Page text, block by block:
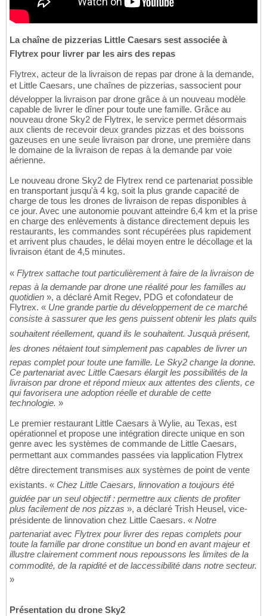
La chaîne de pizzerias Little Caesars sest associée à
Flytrex pour livrer par les airs des repas
Flytrex, acteur de la livraison de repas par drone à la demande,
et Little Caesars, une chaînes de pizzerias, sassocient pour
développer la livraison par drone grâce à un nouveau modèle
capable de livrer le dîner pour toute une famille. Grâce au
nouveau drone Sky2 de Flytrex, le service permet désormais
aux clients de recevoir deux grandes pizzas et des boissons
gazeuses en une seule livraison par drone, une première dans
le domaine de la livraison de repas à la demande par voie
aérienne.
Le nouveau drone Sky2 de Flytrex rend ce partenariat possible
en transportant jusqu'à 4 kg, soit la plus grande capacité de
charge de tous les drones de livraison de repas disponibles à
ce jour. Avec une autonomie pouvant atteindre 6,4 km et la prise
en charge des enlèvements à distance directement depuis les
restaurants, les commandes sont récupérées plus rapidement
et arrivent plus chaudes, le délai moyen entre le décollage et la
livraison étant de 4,5 minutes.
« Flytrex sattache tout particulièrement à faire de la livraison de
repas à la demande par drone une réalité pour les familles au
quotidien », a déclaré Amit Regev, PDG et cofondateur de
Flytrex. « Une grande partie du développement de ce marché
consiste à sassurer que les gens puissent obtenir les plats quils
souhaitent réellement, quand ils le souhaitent. Jusquà présent,
les drones nétaient tout simplement pas capables de livrer un
repas complet pour toute une famille. Le Sky2 change la donne.
Ce partenariat avec Little Caesars élargit les possibilités de la
livraison par drone et répond mieux aux attentes des clients, ce
qui favorisera une adoption réelle et durable de cette
technologie. »
Le premier restaurant Little Caesars à Wylie, au Texas, est
opérationnel et propose une intégration directe unique en son
genre avec les systèmes de commande de Little Caesars,
permettant aux commandes passées via lapplication Flytrex
dêtre directement transmises aux systèmes de point de vente
existants. « Chez Little Caesars, linnovation a toujours été
guidée par un seul objectif : permettre aux clients de profiter
plus facilement de nos pizzas », a déclaré Trish Heusel, vice-
présidente de linnovation chez Little Caesars. « Notre
partenariat avec Flytrex pour livrer des repas complets pour
toute la famille par drone constitue un bond en avant majeur et
illustre clairement comment nous repoussons les limites de la
commodité, de la rapidité et de laccessibilité dans notre secteur.
»
Présentation du drone Sky2